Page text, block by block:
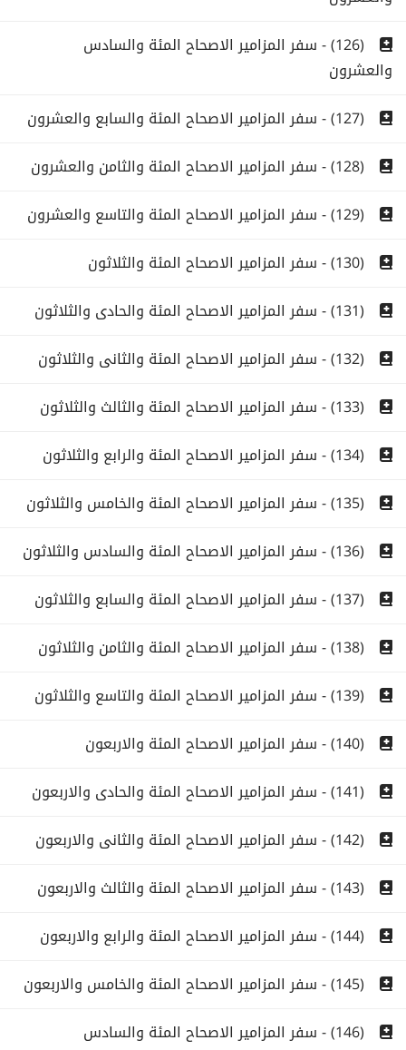
(126) - سفر المزامير الاصحاح المئة والسادس
والعشرون
(127) - سفر المزامير الاصحاح المئة والسابع والعشرون
(128) - سفر المزامير الاصحاح المئة والثامن والعشرون
(129) - سفر المزامير الاصحاح المئة والتاسع والعشرون
(130) - سفر المزامير الاصحاح المئة والثلاثون
(131) - سفر المزامير الاصحاح المئة والحادى والثلاثون
(132) - سفر المزامير الاصحاح المئة والثانى والثلاثون
(133) - سفر المزامير الاصحاح المئة والثالث والثلاثون
(134) - سفر المزامير الاصحاح المئة والرابع والثلاثون
(135) - سفر المزامير الاصحاح المئة والخامس والثلاثون
(136) - سفر المزامير الاصحاح المئة والسادس والثلاثون
(137) - سفر المزامير الاصحاح المئة والسابع والثلاثون
(138) - سفر المزامير الاصحاح المئة والثامن والثلاثون
(139) - سفر المزامير الاصحاح المئة والتاسع والثلاثون
(140) - سفر المزامير الاصحاح المئة والاربعون
(141) - سفر المزامير الاصحاح المئة والحادى والاربعون
(142) - سفر المزامير الاصحاح المئة والثانى والاربعون
(143) - سفر المزامير الاصحاح المئة والثالث والاربعون
(144) - سفر المزامير الاصحاح المئة والرابع والاربعون
(145) - سفر المزامير الاصحاح المئة والخامس والاربعون
(146) - سفر المزامير الاصحاح المئة والسادس